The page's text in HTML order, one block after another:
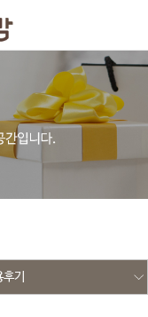
where wr_is_comment
and wr_id <> '2591'
기